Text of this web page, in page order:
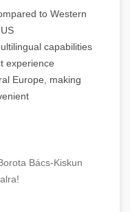
to Western
capabilities
experience
Europe, making
Bács-Kiskun